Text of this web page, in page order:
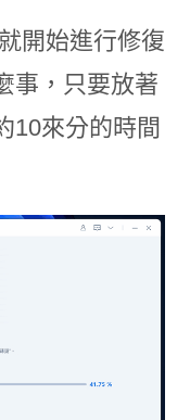
開始進行修復
事，只要放著
10來分的時間